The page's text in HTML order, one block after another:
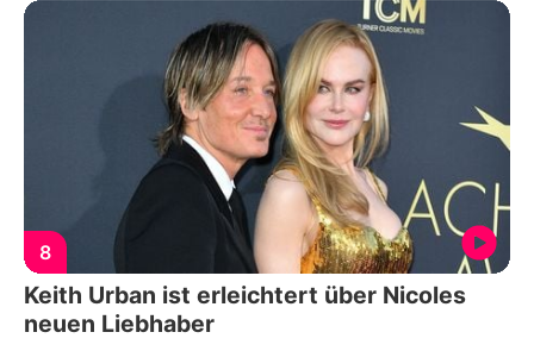
8
Keith Urban ist erleichtert über Nicoles
neuen Liebhaber